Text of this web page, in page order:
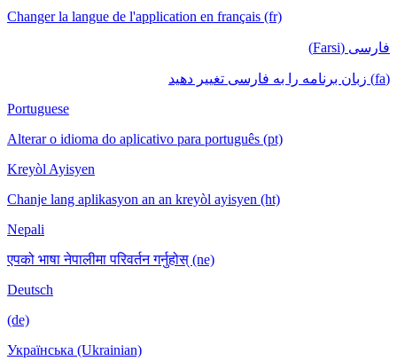
Changer la langue de l'application en français (fr)
فارسی (Farsi)
(fa) زبان برنامه را به فارسی تغییر دهید
Portuguese
Alterar o idioma do aplicativo para português (pt)
Kreyòl Ayisyen
Chanje lang aplikasyon an an kreyòl ayisyen (ht)
Nepali
एपको भाषा नेपालीमा परिवर्तन गर्नुहोस् (ne)
Deutsch
(de)
Українська (Ukrainian)